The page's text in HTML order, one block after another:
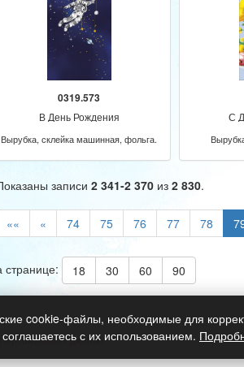
0319.573
В День Рождения
Вырубка, склейка машинная, фольга.
С
записи 2 341-2 370из 2 830.
«« « 74 75 76 77 78
странице: 18 30 60 90
данных
cookie-файлы, необходимые для
с их использованием.